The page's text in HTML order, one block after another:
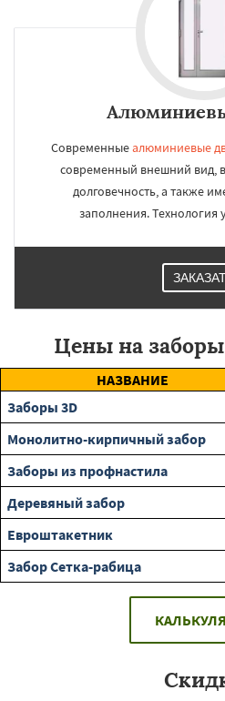
Современныеалюминиевые
современный внешний вид,
долговечность, а также
заполнения. Технология
Цены на
НАЗВАНИЕ
Заборы 3D
Монолитно-кирпичный забор
Заборы из профнастила
Деревяный забор
Евроштакетник
Забор Сетка-рабица